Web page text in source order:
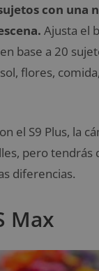
con una
Ajusta el
base a 20
flores,
el S9 Plus, la
pero
diferencias.
Max